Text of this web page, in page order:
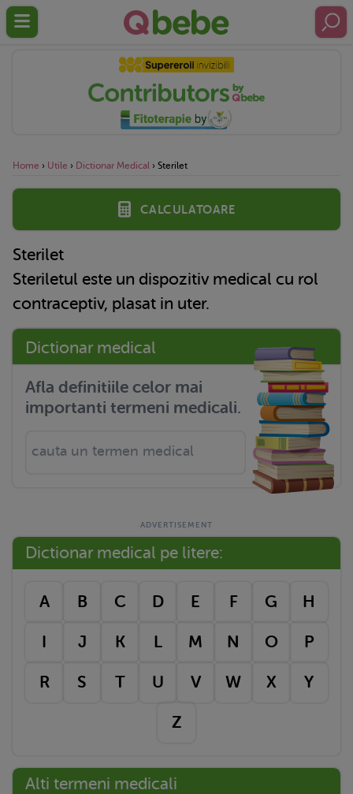
Home › Utile › Dictionar Medical › Sterilet
Calculatoare
Sterilet
Steriletul este un dispozitiv medical cu rol
contraceptiv, plasat in uter.
Dictionar medical
Afla definitiile celor mai
importanti termeni medicali.
Dictionar medical pe litere:
A B C D E F G H
I J K L M N O P
R S T U V W X Y
Z
Alti termeni medicali